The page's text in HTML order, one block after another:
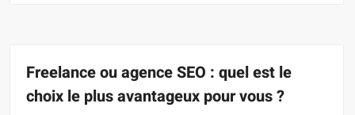
Freelance ou agence SEO : quel est le
choix le plus avantageux pour vous ?